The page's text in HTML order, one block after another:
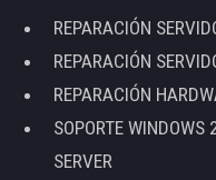
REPARACIÓN
REPARACIÓN
REPARACIÓN
SOPORTE
SERVER